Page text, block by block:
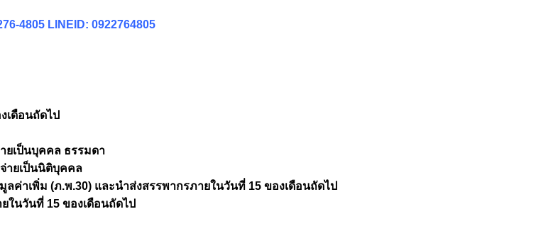
4805 LINEID: 0922764805
เดือนถัดไป
เป็นบุคคล ธรรมดา
ายเป็นนิติบุคคล
ค่าเพิ่ม (ภ.พ.30) และนำส่งสรรพากรภายในวันที่ 15 ของเดือนถัดไป
ในวันที่ 15 ของเดือนถัดไป